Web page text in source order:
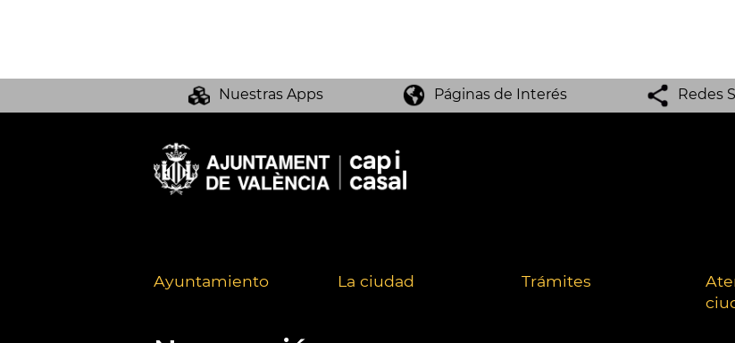
Nuestras Apps Páginas de Interés Redes
Ayuntamiento La ciudad Trámites